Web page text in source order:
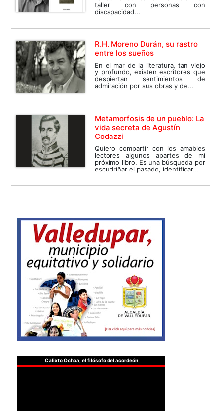
taller con personas con
discapacidad...
R.H. Moreno Durán, su rastro
entre los sueños
En el mar de la literatura, tan viejo
y profundo, existen escritores que
despiertan sentimientos de
admiración por sus obras y de...
Metamorfosis de un pueblo: La
vida secreta de Agustín
Codazzi
Quiero compartir con los amables
lectores algunos apartes de mi
próximo libro. Es una búsqueda por
escudriñar el pasado, identificar...
Calixto Ochoa, el filósofo del acordeón